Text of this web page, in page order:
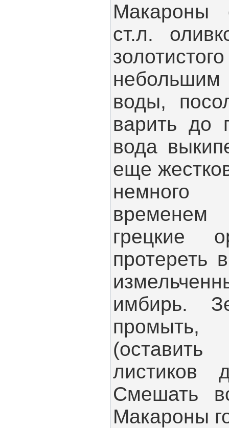
Макароны
ст.л.
воды,
варить до
вода
еще
грецкие
протереть
имбирь.
листиков
Смешать
Макароны